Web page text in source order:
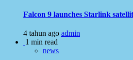
Falcon 9 launches Starlink
4 tahun ago admin
1 min read
news